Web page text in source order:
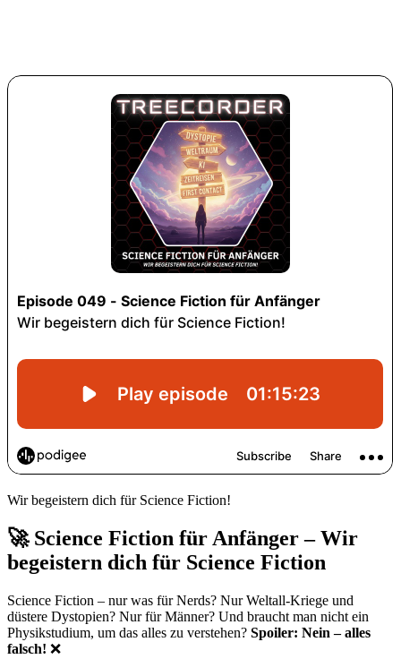
Wir begeistern dich für Science Fiction!
🚀 Science Fiction für Anfänger – Wir
begeistern dich für Science Fiction
Science Fiction – nur was für Nerds? Nur Weltall-Kriege und
düstere Dystopien? Nur für Männer? Und braucht man nicht ein
Physikstudium, um das alles zu verstehen? Spoiler: Nein – alles
falsch! ❌